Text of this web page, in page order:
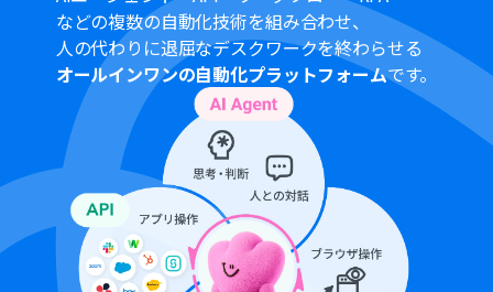
あるので、ご注意ください。
トリガー、各オペレーションでファイルを使用する際
は、「ファイルの容量制限について」をご参照くださ
い。
OCRまたは音声を文字起こしするAIオペレーションはチ
ームプラン・サクセスプランでのみご利用いただける機能
となっております。フリープラン・ミニプランの場合は設
定しているフローボットのオペレーションはエラーとな
りますので、ご注意ください。
チームプランやサクセスプランなどの有料プランは、2週
間の無料トライアルを行うことが可能です。無料トライア
ル中には制限対象のアプリやAI機能（オペレーション）を
使用することができます。
などの複数の自動化技術を組み合わせ、
人の代わりに退屈なデスクワークを終わらせる
オールインワンの自動化プラットフォームです。